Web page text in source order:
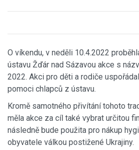
O víkendu, v neděli 10.4.2022
ústavu Žďár nad Sázavou akce s
2022. Akci pro děti a rodiče
pomoci chlapců z ústavu.
Kromě samotného přivítání tohoto
měla akce za cíl také vybrat určitou
následně bude použita pro nákup
obyvatele válkou postižené Ukrajiny.